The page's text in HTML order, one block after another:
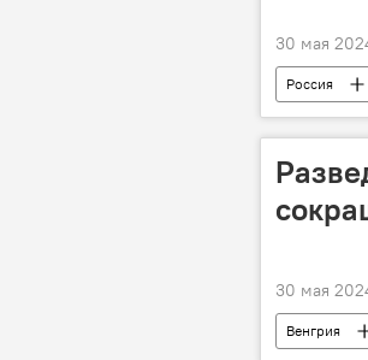
30 мая
Россия
30 мая
Венгрия